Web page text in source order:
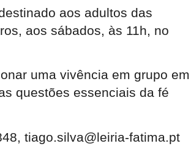
aos adultos das
aos sábados, às 11h, no
uma vivência em grupo em
questões essenciais da fé
tiago.silva@leiria-fatima.pt